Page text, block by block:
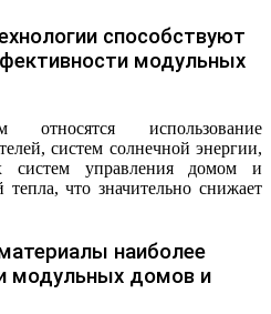
способствуют
модульных
использование
систем солнечной энергии,
систем управления домом и
что значительно снижает
наиболее
модульных домов и